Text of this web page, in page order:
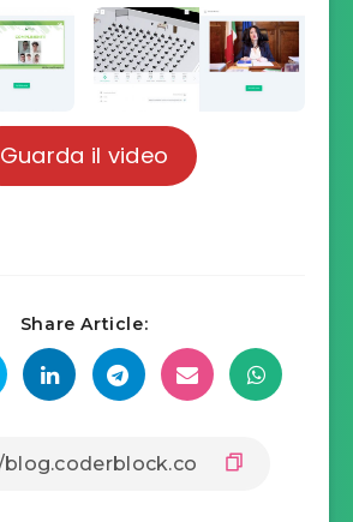
Guarda il video
Share Article: